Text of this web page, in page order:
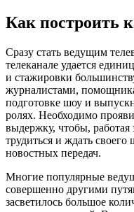
Как построить
Сразу стать ведущим
телеканале удается
и стажировки
журналистами,
подготовке шоу и
ролях. Необходимо
выдержку, чтобы, работая
трудиться и ждать
новостных передач.
Многие популярные
совершенно другими
засветилось большое